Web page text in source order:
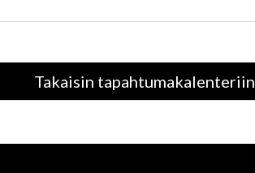
Takaisin tapahtumakalenteriin